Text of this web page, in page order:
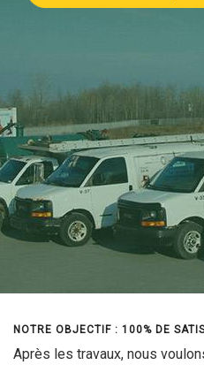
NOTRE OBJECTIF : 100% DE
Après les travaux, nous